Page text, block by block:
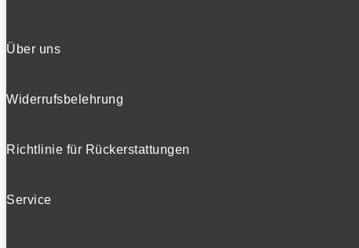
Über uns
Widerrufsbelehrung
Richtlinie für Rückerstattungen
Service